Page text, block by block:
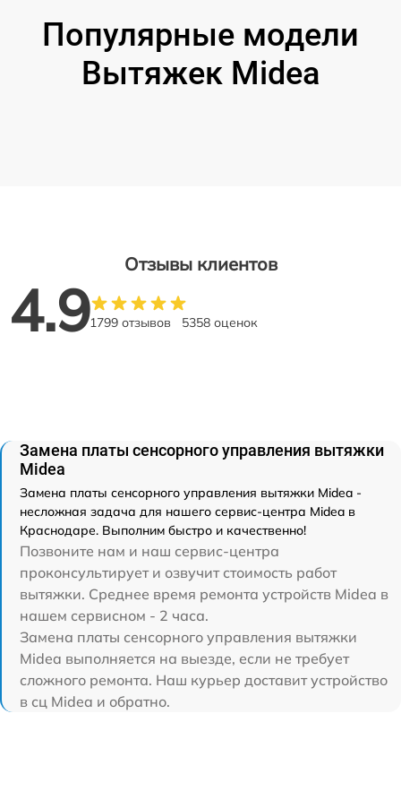
Популярные модели
Вытяжек Midea
Отзывы клиентов
4.91799 отзывов 5358 оценок
Замена платы сенсорного управления вытяжки
Midea
Замена платы сенсорного управления вытяжки Midea -
несложная задача для нашего сервис-центра Midea в
Краснодаре. Выполним быстро и качественно!
Позвоните нам и наш сервис-центра
проконсультирует и озвучит стоимость работ
вытяжки. Среднее время ремонта устройств Midea в
нашем сервисном - 2 часа.
Замена платы сенсорного управления вытяжки
Midea выполняется на выезде, если не требует
сложного ремонта. Наш курьер доставит устройство
в сц Midea и обратно.